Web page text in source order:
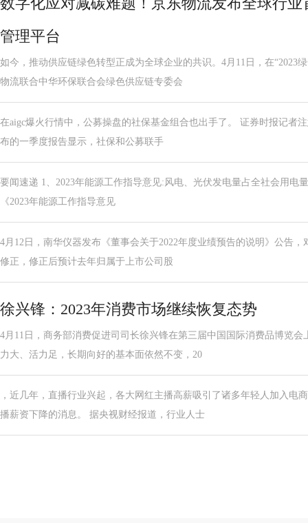
管理平台
如今，推动供应链绿色转型正成为全球企业的共识。4月11日，在“2023
物流联合中华环保联合会绿色供应链专委会
在aigc爆火行情中，公募操盘的社保基金组合也出手了。 证券时报记者
布的一季度报告显示，社保和公募联手
要闻速递 1、2023年能源工作指导意见:风电、光伏发电量占全社会用电
《2023年能源工作指导意见
4月12日，南华仪器发布《董事会关于2022年度业绩预告的说明》公告，
修正，修正后预计去年归属于上市公司股
徐兴锋：2023年消费市场继续恢复态势
4月11日，商务部消费促进司司长徐兴锋在第三届中国国际消费品博览
力大、活力足，长期向好的基本面依然不变，20
，近几年，直播行业兴起，各大网红主播高薪吸引了诸多年轻人加入电
播薪资下降的消息。 据央视财经报道，行业人士